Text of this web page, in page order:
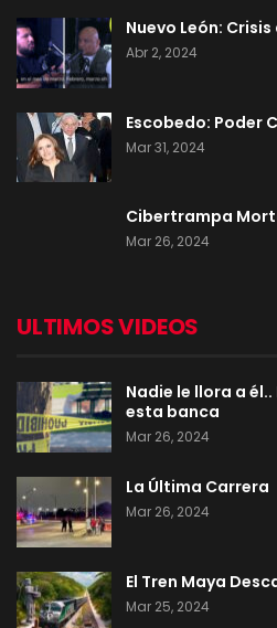
Nuevo León:
Abr 2, 2024
Escobedo: Poder
Mar 31, 2024
Cibertrampa
Mar 26, 2024
ULTIMOS VIDEOS
Nadie le llora a
esta banca
Mar 26, 2024
La Última Carrera
Mar 26, 2024
El Tren Maya
Mar 25, 2024